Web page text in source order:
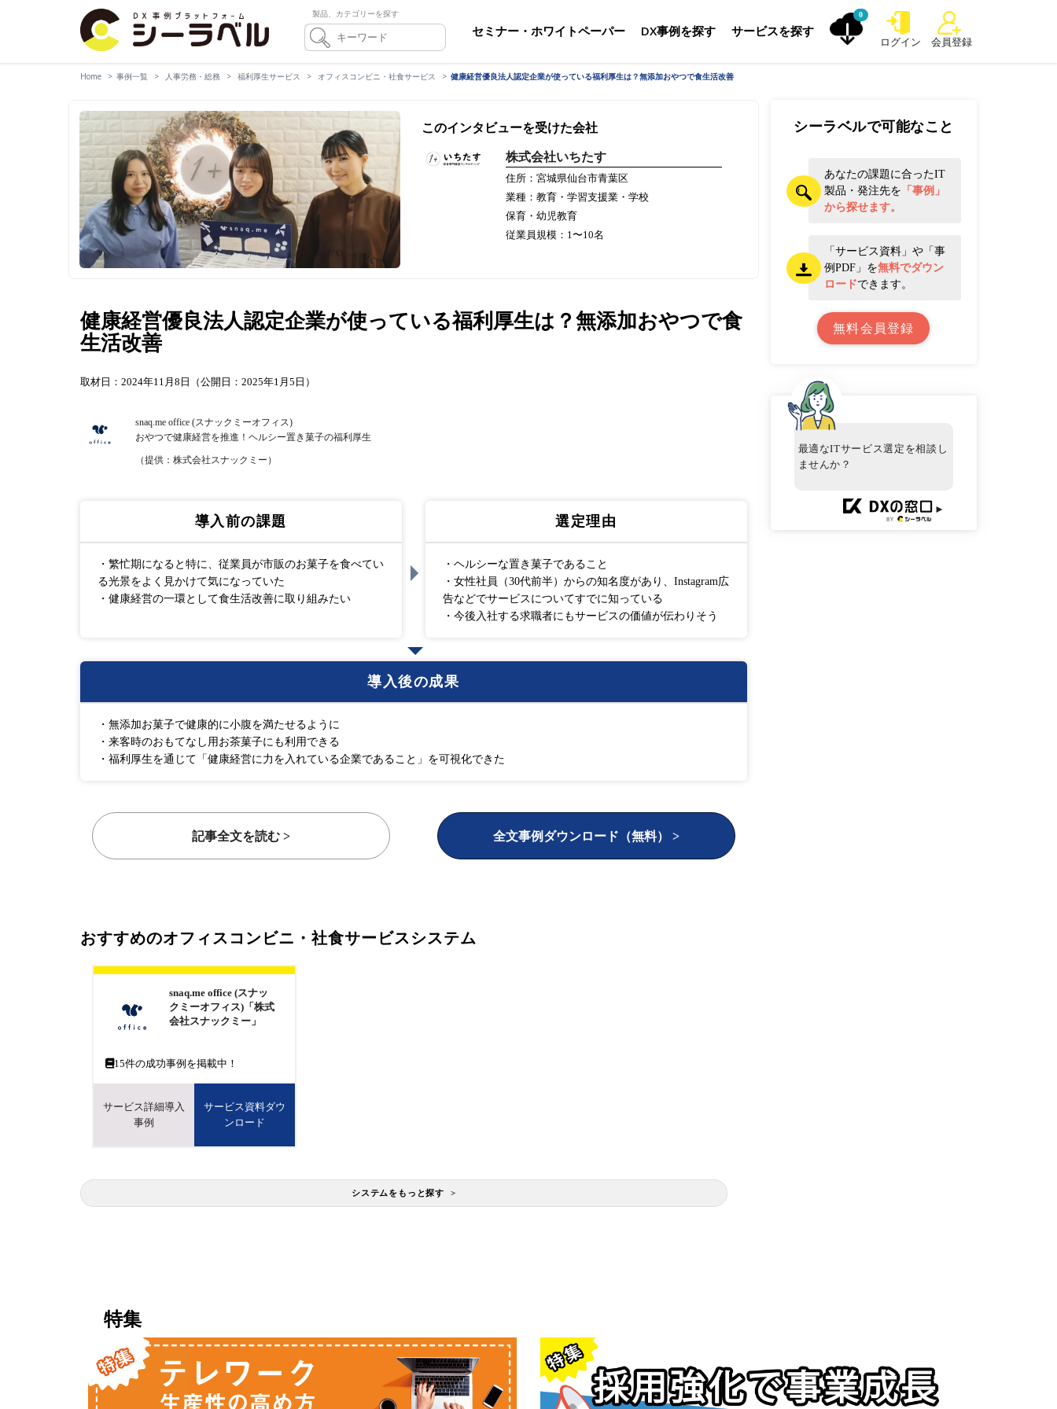
製品、カテゴリーを探す
セミナー・ホワイトペーパー DX事例を探す サービスを探す
0
ログイン 会員登録
Home 事例一覧 人事労務・総務 福利厚生サービス オフィスコンビニ・社食サービス 健康経営優良法人認定企業が使っている福利厚生は？無添加おやつで食生活改善
このインタビューを受けた会社
株式会社いちたす
住所：宮城県仙台市青葉区
業種：教育・学習支援業・学校
保育・幼児教育
従業員規模：1〜10名
健康経営優良法人認定企業が使っている福利厚生は？無添加おやつで食
生活改善
取材日：2024年11月8日（公開日：2025年1月5日）
snaq.me office (スナックミーオフィス)
おやつで健康経営を推進！ヘルシー置き菓子の福利厚生
（提供：株式会社スナックミー）
導入前の課題
・繁忙期になると特に、従業員が市販のお菓子を食べてい
る光景をよく見かけて気になっていた
・健康経営の一環として食生活改善に取り組みたい
選定理由
・ヘルシーな置き菓子であること
・女性社員（30代前半）からの知名度があり、Instagram広
告などでサービスについてすでに知っている
・今後入社する求職者にもサービスの価値が伝わりそう
導入後の成果
・無添加お菓子で健康的に小腹を満たせるように
・来客時のおもてなし用お茶菓子にも利用できる
・福利厚生を通じて「健康経営に力を入れている企業であること」を可視化できた
記事全文を読む > 全文事例ダウンロード（無料） >
おすすめのオフィスコンビニ・社食サービスシステム
snaq.me office (スナッ
クミーオフィス)「株式
会社スナックミー」
15件の成功事例を掲載中！
サービス詳細導入
事例
サービス資料ダウ
ンロード
システムをもっと探す >
シーラベルで可能なこと
あなたの課題に合ったIT
製品・発注先を 「事例」
から探せます。
「サービス資料」や「事
例PDF」を無料でダウン
ロードできます。
無料会員登録
最適なITサービス選定を相談し
ませんか？
►
特集